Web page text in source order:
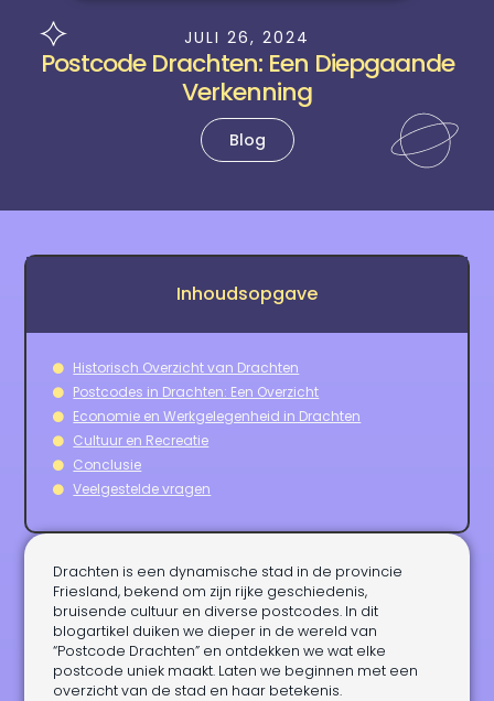
JULI 26, 2024
Postcode Drachten: Een Diepgaande
Verkenning
Blog
Drachten is een dynamische stad in de provincie
Friesland, bekend om zijn rijke geschiedenis,
bruisende cultuur en diverse postcodes. In dit
blogartikel duiken we dieper in de wereld van
“Postcode Drachten” en ontdekken we wat elke
postcode uniek maakt. Laten we beginnen met een
overzicht van de stad en haar betekenis.
Inhoudsopgave
Historisch Overzicht van Drachten
Postcodes in Drachten: Een Overzicht
Economie en Werkgelegenheid in Drachten
Cultuur en Recreatie
Conclusie
Veelgestelde vragen